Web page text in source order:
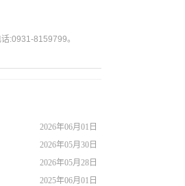
:0931-8159799。
2026年06月01日
2026年05月30日
2026年05月28日
2025年06月01日